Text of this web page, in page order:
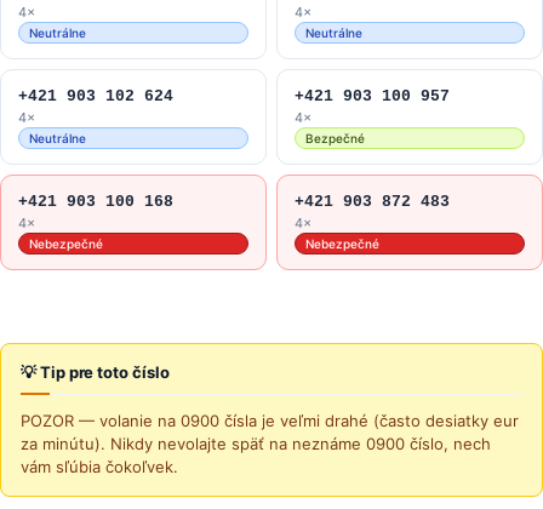
4×
Neutrálne
4×
Neutrálne
+421 903 102 624
4×
Neutrálne
+421 903 100 957
4×
Bezpečné
+421 903 100 168
4×
Nebezpečné
+421 903 872 483
4×
Nebezpečné
💡 Tip pre toto číslo
POZOR — volanie na 0900 čísla je veľmi drahé (často desiatky eur
za minútu). Nikdy nevolajte späť na neznáme 0900 číslo, nech
vám sľúbia čokoľvek.